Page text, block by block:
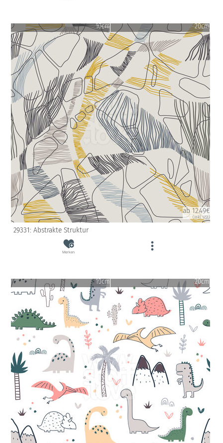
10cm 20cm
ab 12.49€
(inkl. USt)
29331: Abstrakte Struktur
Merken
10cm 20cm